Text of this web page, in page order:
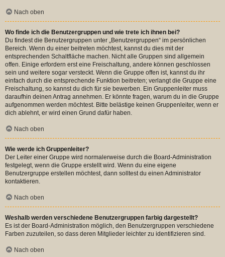
Nach oben
Wo finde ich die Benutzergruppen und wie trete ich ihnen bei?
Du findest die Benutzergruppen unter „Benutzergruppen“ im persönlichen
Bereich. Wenn du einer beitreten möchtest, kannst du dies mit der
entsprechenden Schaltfläche machen. Nicht alle Gruppen sind allgemein
offen. Einige erfordern erst eine Freischaltung, andere können geschlossen
sein und weitere sogar versteckt. Wenn die Gruppe offen ist, kannst du ihr
einfach durch die entsprechende Funktion beitreten; verlangt die Gruppe eine
Freischaltung, so kannst du dich für sie bewerben. Ein Gruppenleiter muss
daraufhin deinen Antrag annehmen. Er könnte fragen, warum du in die Gruppe
aufgenommen werden möchtest. Bitte belästige keinen Gruppenleiter, wenn er
dich ablehnt, er wird einen Grund dafür haben.
Nach oben
Wie werde ich Gruppenleiter?
Der Leiter einer Gruppe wird normalerweise durch die Board-Administration
festgelegt, wenn die Gruppe erstellt wird. Wenn du eine eigene
Benutzergruppe erstellen möchtest, dann solltest du einen Administrator
kontaktieren.
Nach oben
Weshalb werden verschiedene Benutzergruppen farbig dargestellt?
Es ist der Board-Administration möglich, den Benutzergruppen verschiedene
Farben zuzuteilen, so dass deren Mitglieder leichter zu identifizieren sind.
Nach oben